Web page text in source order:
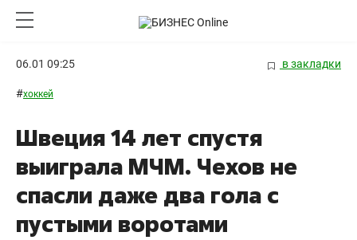
06.01 09:25 в закладки
#хоккей
Швеция 14 лет спустя
выиграла МЧМ. Чехов не
спасли даже два гола с
пустыми воротами